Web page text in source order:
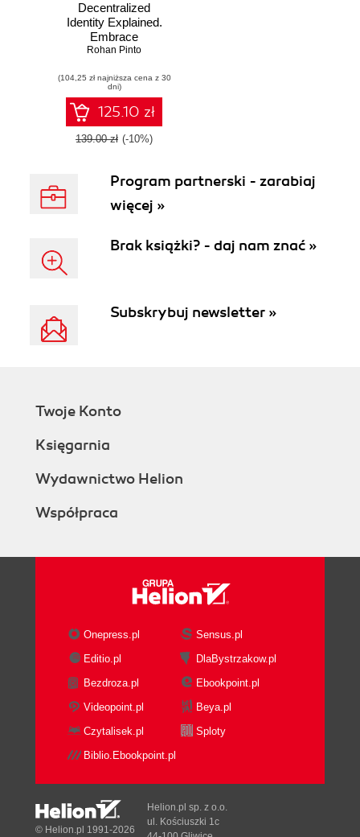
Decentralized
Identity Explained.
Embrace
decentralization for
empowering digital
experience
Rohan Pinto
(104,25 zł najniższa cena z 30
dni)
125.10 zł
139.00 zł (-10%)
Program partnerski - zarabiaj
więcej »
Brak książki? - daj nam znać »
Subskrybuj newsletter »
Twoje Konto
Księgarnia
Wydawnictwo Helion
Współpraca
Onepress.pl
Sensus.pl
Editio.pl
DlaBystrzakow.pl
Bezdroza.pl
Ebookpoint.pl
Videopoint.pl
Beya.pl
Czytalisek.pl
Sploty
Biblio.Ebookpoint.pl
© Helion.pl 1991-2026
Helion.pl sp. z o.o.
ul. Kościuszki 1c